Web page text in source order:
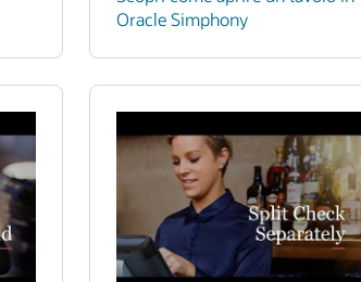
Oracle Simphony